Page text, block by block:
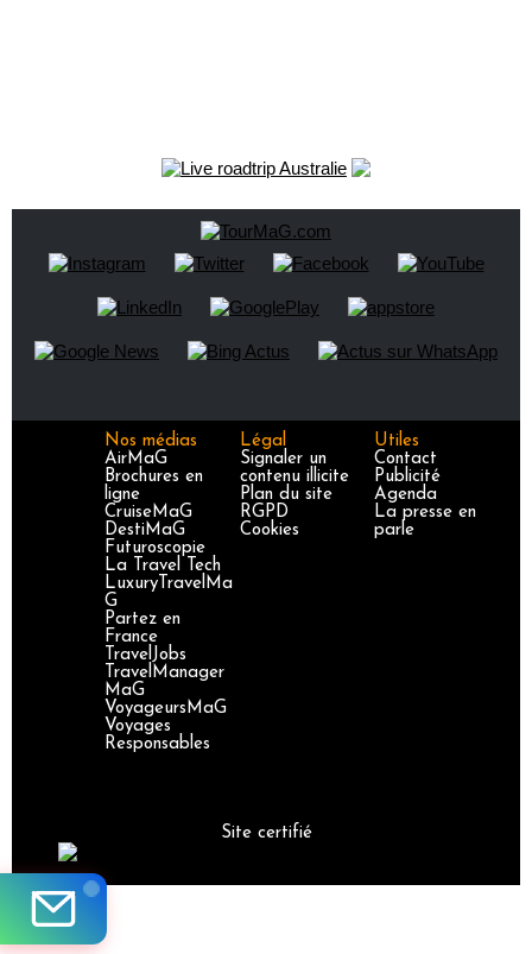
Nos médias
AirMaG
Brochures en
ligne
CruiseMaG
DestiMaG
Futuroscopie
La Travel Tech
LuxuryTravelMa
G
Partez en
France
TravelJobs
TravelManager
MaG
VoyageursMaG
Voyages
Responsables
Légal
Signaler un
contenu illicite
Plan du site
RGPD
Cookies
Utiles
Contact
Publicité
Agenda
La presse en
parle
Site certifié